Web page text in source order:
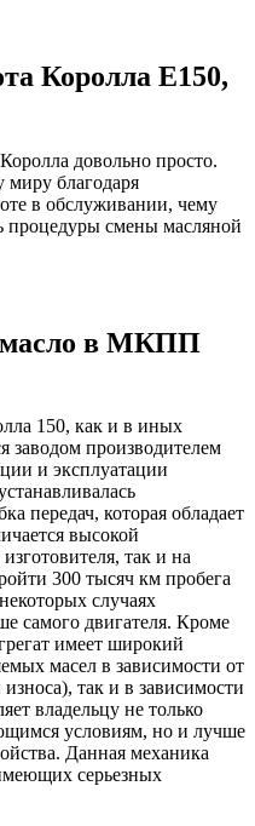
Королла E150,
довольно просто.
миру благодаря
в обслуживании, чему
процедуры смены масляной
масло в МКПП
150, как и в иных
заводом производителем
и эксплуатации
передач, которая обладает
высокой
так и на
300 тысяч км пробега
случаях
самого двигателя. Кроме
имеет широкий
масел в зависимости от
так и в зависимости
владельцу не только
условиям, но и лучше
Данная механика
серьезных